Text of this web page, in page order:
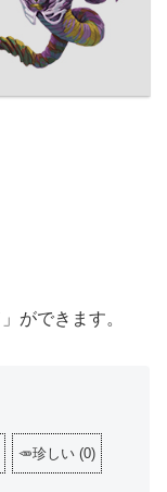
ができます。
🥕珍しい (0)